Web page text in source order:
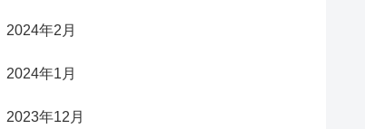
2024年2月
2024年1月
2023年12月